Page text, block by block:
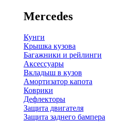
Mercedes
Кунги
Крышка кузова
Багажники и рейлинги
Аксессуары
Вкладыш в кузов
Амортизатор капота
Коврики
Дефлекторы
Защита двигателя
Защита заднего бампера